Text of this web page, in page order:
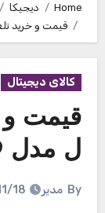
Home دیجیکا
قیمت و خرید
کالای دیجیتال
قیمت
ل مدل 939
By مدیر 18